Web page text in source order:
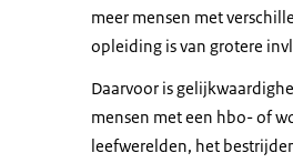
meer mensen met
opleiding is van grotere
Daarvoor is
mensen met een hbo- of
leefwerelden, het